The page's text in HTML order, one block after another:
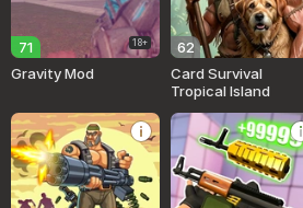
71 18+
Gravity Mod
62
Card Survival
Tropical Island